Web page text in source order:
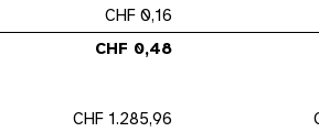
CHF 0,16
CHF 0,48
CHF 1.285,96